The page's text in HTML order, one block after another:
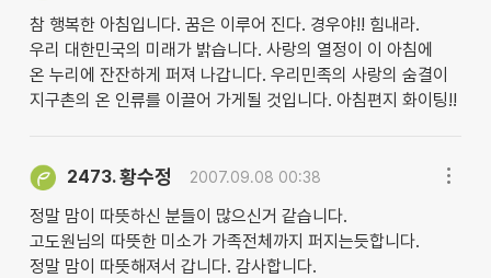
참 행복한 아침입니다. 꿈은 이루어 진다. 경우야!! 힘내라.
우리 대한민국의 미래가 밝습니다. 사랑의 열정이 이 아침에
온 누리에 잔잔하게 퍼져 나갑니다. 우리민족의 사랑의 숨결이
지구촌의 온 인류를 이끌어 가게될 것입니다. 아침편지 화이팅!!
2473.황수정 2007.09.08 00:38
정말 맘이 따뜻하신 분들이 많으신거 같습니다.
고도원님의 따뜻한 미소가 가족전체까지 퍼지는듯합니다.
정말 맘이 따뜻해져서 갑니다. 감사합니다.